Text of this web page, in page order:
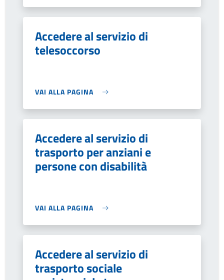
Accedere al servizio di
telesoccorso
VAI ALLA PAGINA
Accedere al servizio di
trasporto per anziani e
persone con disabilità
VAI ALLA PAGINA
Accedere al servizio di
trasporto sociale